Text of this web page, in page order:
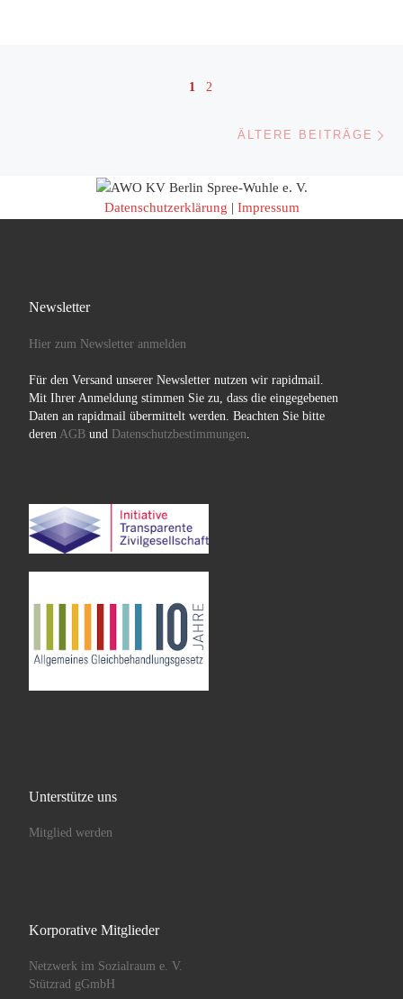
Beitragsnavigation
1 2
ÄLTERE BEITRÄGE
Datenschutzerklärung | Impressum
Newsletter
Hier zum Newsletter anmelden
Für den Versand unserer Newsletter nutzen wir rapidmail.
Mit Ihrer Anmeldung stimmen Sie zu, dass die eingegebenen
Daten an rapidmail übermittelt werden. Beachten Sie bitte
deren AGBund Datenschutzbestimmungen
Unterstütze uns
Mitglied werden
Korporative Mitglieder
Netzwerk im Sozialraum e. V.
Stützrad gGmbH